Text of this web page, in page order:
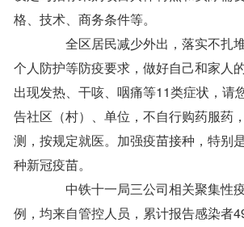
格、技术、商务条件等。
全区居民减少外出，落实不扎
个人防护等防疫要求，做好自己和家人
出现发热、干咳、咽痛等11类症状，请
告社区（村）、单位，不自行购药服药
测，按规定就医。加强疫苗接种，特别
种新冠疫苗。
中铁十一局三公司相关聚集性
例，均来自管控人员，累计报告感染者